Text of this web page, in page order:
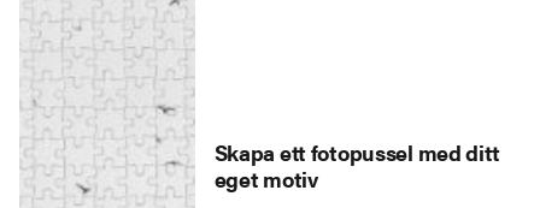
Skapa ett fotopussel med ditt
eget motiv